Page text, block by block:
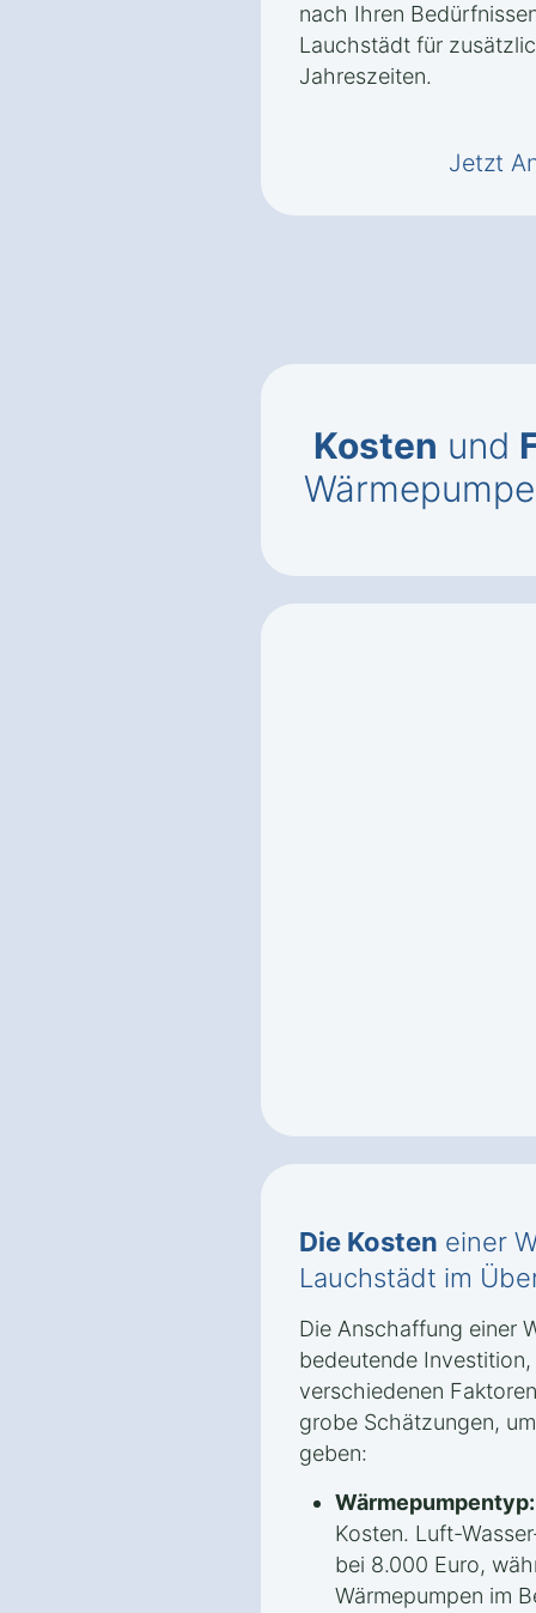
nach Ihren
Lauchstädt für
Jahreszeiten.
Jetzt
Kosten und
Die Kosten einer
Lauchstädt im
Die Anschaffung einer
bedeutende
verschiedenen
grobe Schätzungen,
geben:
Wärmepumpentyp:
Kosten. Luft-
bei 8.000 Euro,
Wärmepumpen im